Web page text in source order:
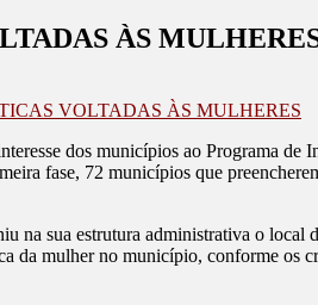
ÀS
VOLTADAS ÀS MULHERES
dos municípios ao Programa de
fase, 72 municípios que
na sua estrutura administrativa o local
da mulher no município, conforme os